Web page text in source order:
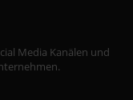
Media Kanälen und